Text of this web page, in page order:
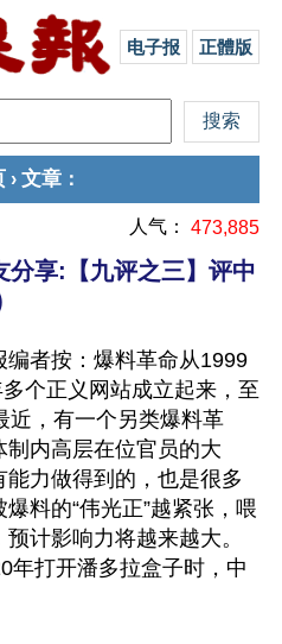
电子报 正體版
› 文章 ：
人气： 473,885
分享:【九评之三】评中
编者按：爆料革命从1999
个正义网站成立起来，至
近，有一个另类爆料革
内高层在位官员的大
力做得到的，也是很多
料的“伟光正”越紧张，喂
计影响力将越来越大。
年打开潘多拉盒子时，中